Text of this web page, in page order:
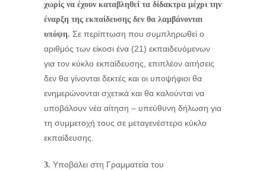
χωρίς να έχουν καταβληθεί τα δίδακτρα μέχρι την
έναρξη της εκπαίδευσης δεν θα λαμβάνονται
υπόψη. Σε περίπτωση που συμπληρωθεί ο
αριθμός των είκοσι ένα (21) εκπαιδευόμενων
για τον κύκλο εκπαίδευσης, επιπλέον αιτήσεις
δεν θα γίνονται δεκτές και οι υποψήφιοι θα
ενημερώνονται σχετικά και θα καλούνται να
υποβάλουν νέα αίτηση – υπεύθυνη δήλωση για
τη συμμετοχή τους σε μεταγενέστερο κύκλο
εκπαίδευσης.
3. Υποβάλει στη Γραμματεία του